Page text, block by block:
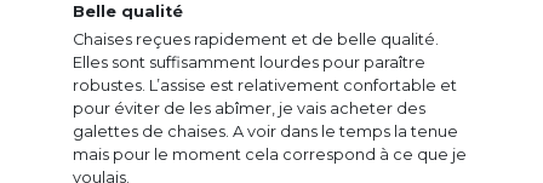
Belle qualité
Chaises reçues rapidement et de belle qualité.
Elles sont suffisamment lourdes pour paraître
robustes. L’assise est relativement confortable et
pour éviter de les abîmer, je vais acheter des
galettes de chaises. A voir dans le temps la tenue
mais pour le moment cela correspond à ce que je
voulais.